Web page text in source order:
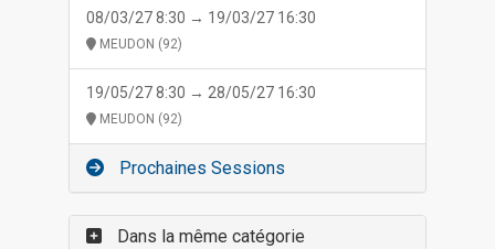
08/03/27 8:30 → 19/03/27 16:30
MEUDON (92)
19/05/27 8:30 → 28/05/27 16:30
MEUDON (92)
Prochaines Sessions
Dans la même catégorie